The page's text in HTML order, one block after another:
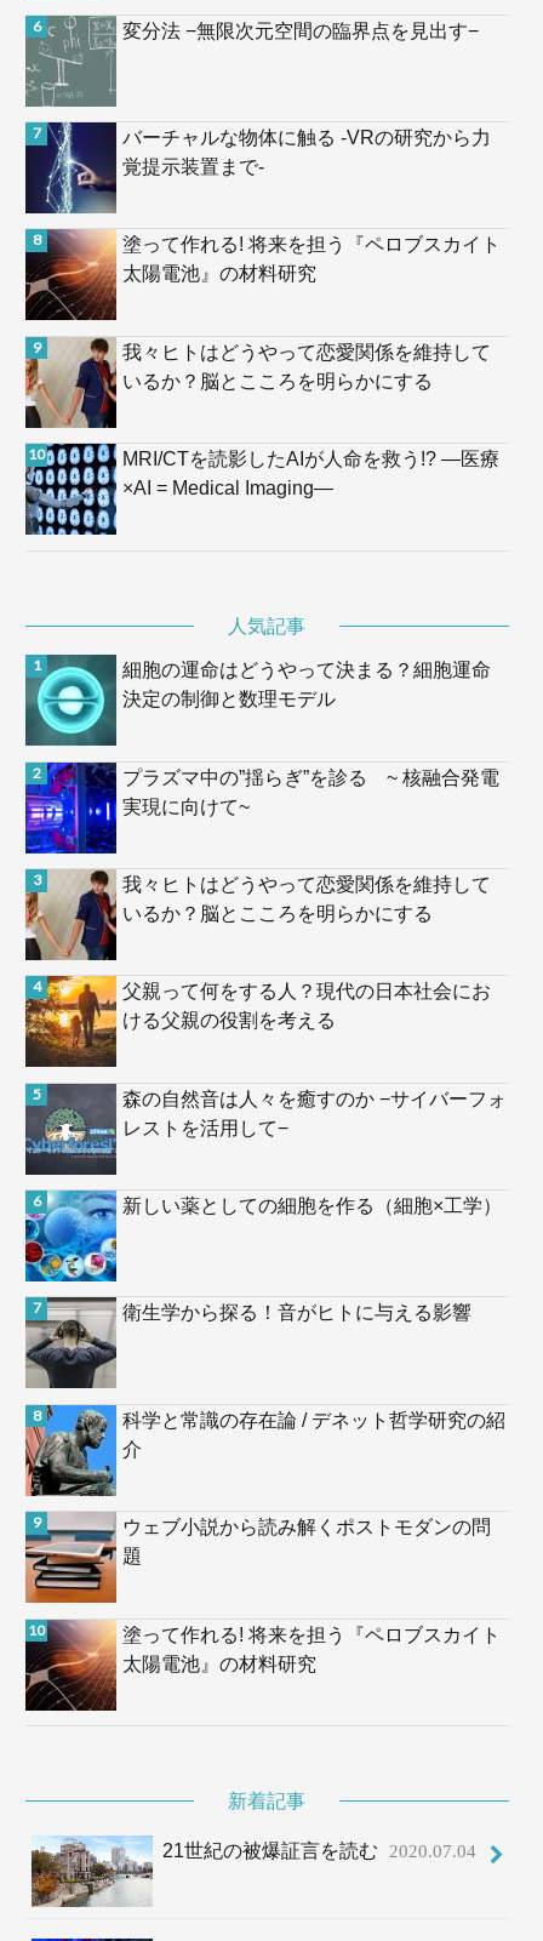
変分法 −無限次元空間の臨界点を見出す−
バーチャルな物体に触る -VRの研究から力
覚提示装置まで-
塗って作れる! 将来を担う『ペロブスカイト
太陽電池』の材料研究
我々ヒトはどうやって恋愛関係を維持して
いるか？脳とこころを明らかにする
MRI/CTを読影したAIが人命を救う!? —医療
×AI = Medical Imaging—
人気記事
細胞の運命はどうやって決まる？細胞運命
決定の制御と数理モデル
プラズマ中の”揺らぎ”を診る ~ 核融合発電
実現に向けて~
我々ヒトはどうやって恋愛関係を維持して
いるか？脳とこころを明らかにする
父親って何をする人？現代の日本社会にお
ける父親の役割を考える
森の自然音は人々を癒すのか −サイバーフォ
レストを活用して−
新しい薬としての細胞を作る（細胞×工学）
衛生学から探る！音がヒトに与える影響
科学と常識の存在論 / デネット哲学研究の紹
介
ウェブ小説から読み解くポストモダンの問
題
塗って作れる! 将来を担う『ペロブスカイト
太陽電池』の材料研究
新着記事
21世紀の被爆証言を読む 2020.07.04